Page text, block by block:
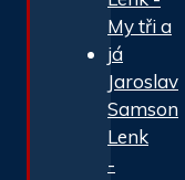
Jaroslav
Samson
Lenk
-